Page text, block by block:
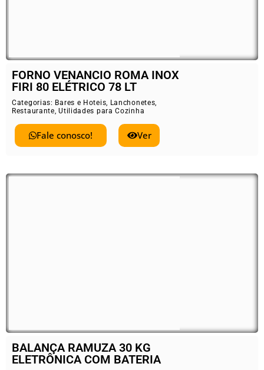
FORNO VENANCIO ROMA INOX
FIRI 80 ELÉTRICO 78 LT
Categorias: Bares e Hoteis, Lanchonetes,
Restaurante,Utilidades para Cozinha
Fale conosco! Ver
BALANÇA RAMUZA 30 KG
ELETRÔNICA COM BATERIA